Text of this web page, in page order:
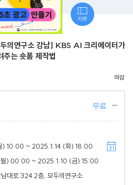
의연구소 강남] KBS AI 크리에이터가
주는 숏폼 제작법
무료
) 10:00 ~ 2025.1.14 (화) 18:00
) 00:00 ~ 2025.1.10 (금) 15:00
남대로 324 2층, 모두의연구소
티켓